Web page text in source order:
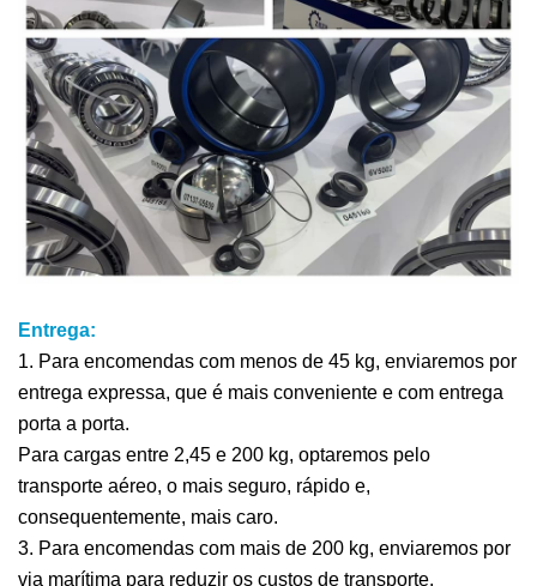
Entrega:
1. Para encomendas com menos de 45 kg, enviaremos por
entrega expressa, que é mais conveniente e com entrega
porta a porta.
Para cargas entre 2,45 e 200 kg, optaremos pelo
transporte aéreo, o mais seguro, rápido e,
consequentemente, mais caro.
3. Para encomendas com mais de 200 kg, enviaremos por
via marítima para reduzir os custos de transporte.